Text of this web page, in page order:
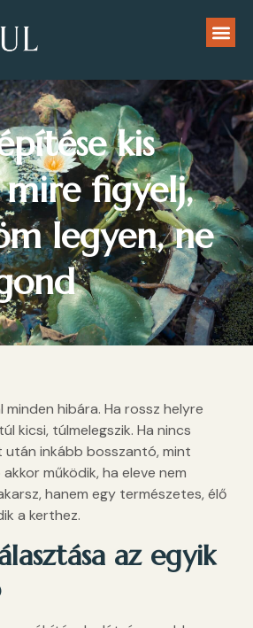
kis
figyelj,
legyen, ne
minden hibára. Ha rossz helyre
kicsi, túlmelegszik. Ha nincs
inkább bosszantó, mint
működik, ha eleve nem
hanem egy természetes, élő
a kerthez.
az egyik